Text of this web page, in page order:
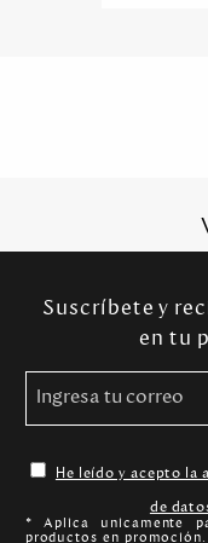
Suscríbete y
en tu
He leído y acepto
de
* Aplica unicamente
productos en